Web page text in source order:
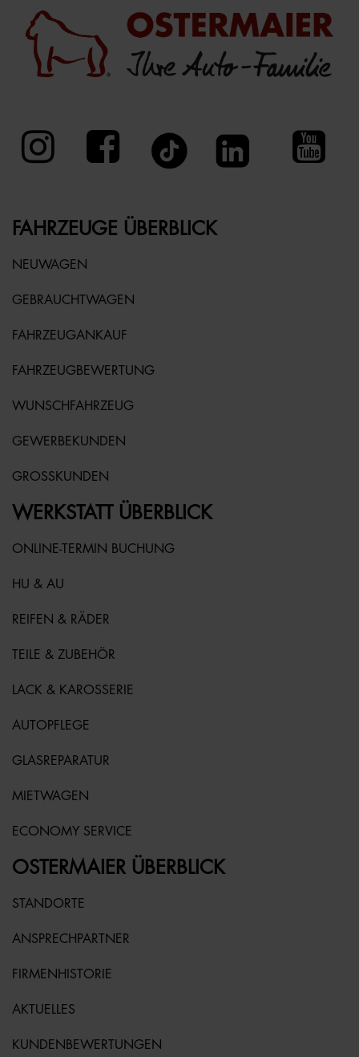
FAHRZEUGE ÜBERBLICK
NEUWAGEN
GEBRAUCHTWAGEN
FAHRZEUGANKAUF
FAHRZEUGBEWERTUNG
WUNSCHFAHRZEUG
GEWERBEKUNDEN
GROSSKUNDEN
WERKSTATT ÜBERBLICK
ONLINE-TERMIN BUCHUNG
HU & AU
REIFEN & RÄDER
TEILE & ZUBEHÖR
LACK & KAROSSERIE
AUTOPFLEGE
GLASREPARATUR
MIETWAGEN
ECONOMY SERVICE
OSTERMAIER ÜBERBLICK
STANDORTE
ANSPRECHPARTNER
FIRMENHISTORIE
AKTUELLES
KUNDENBEWERTUNGEN